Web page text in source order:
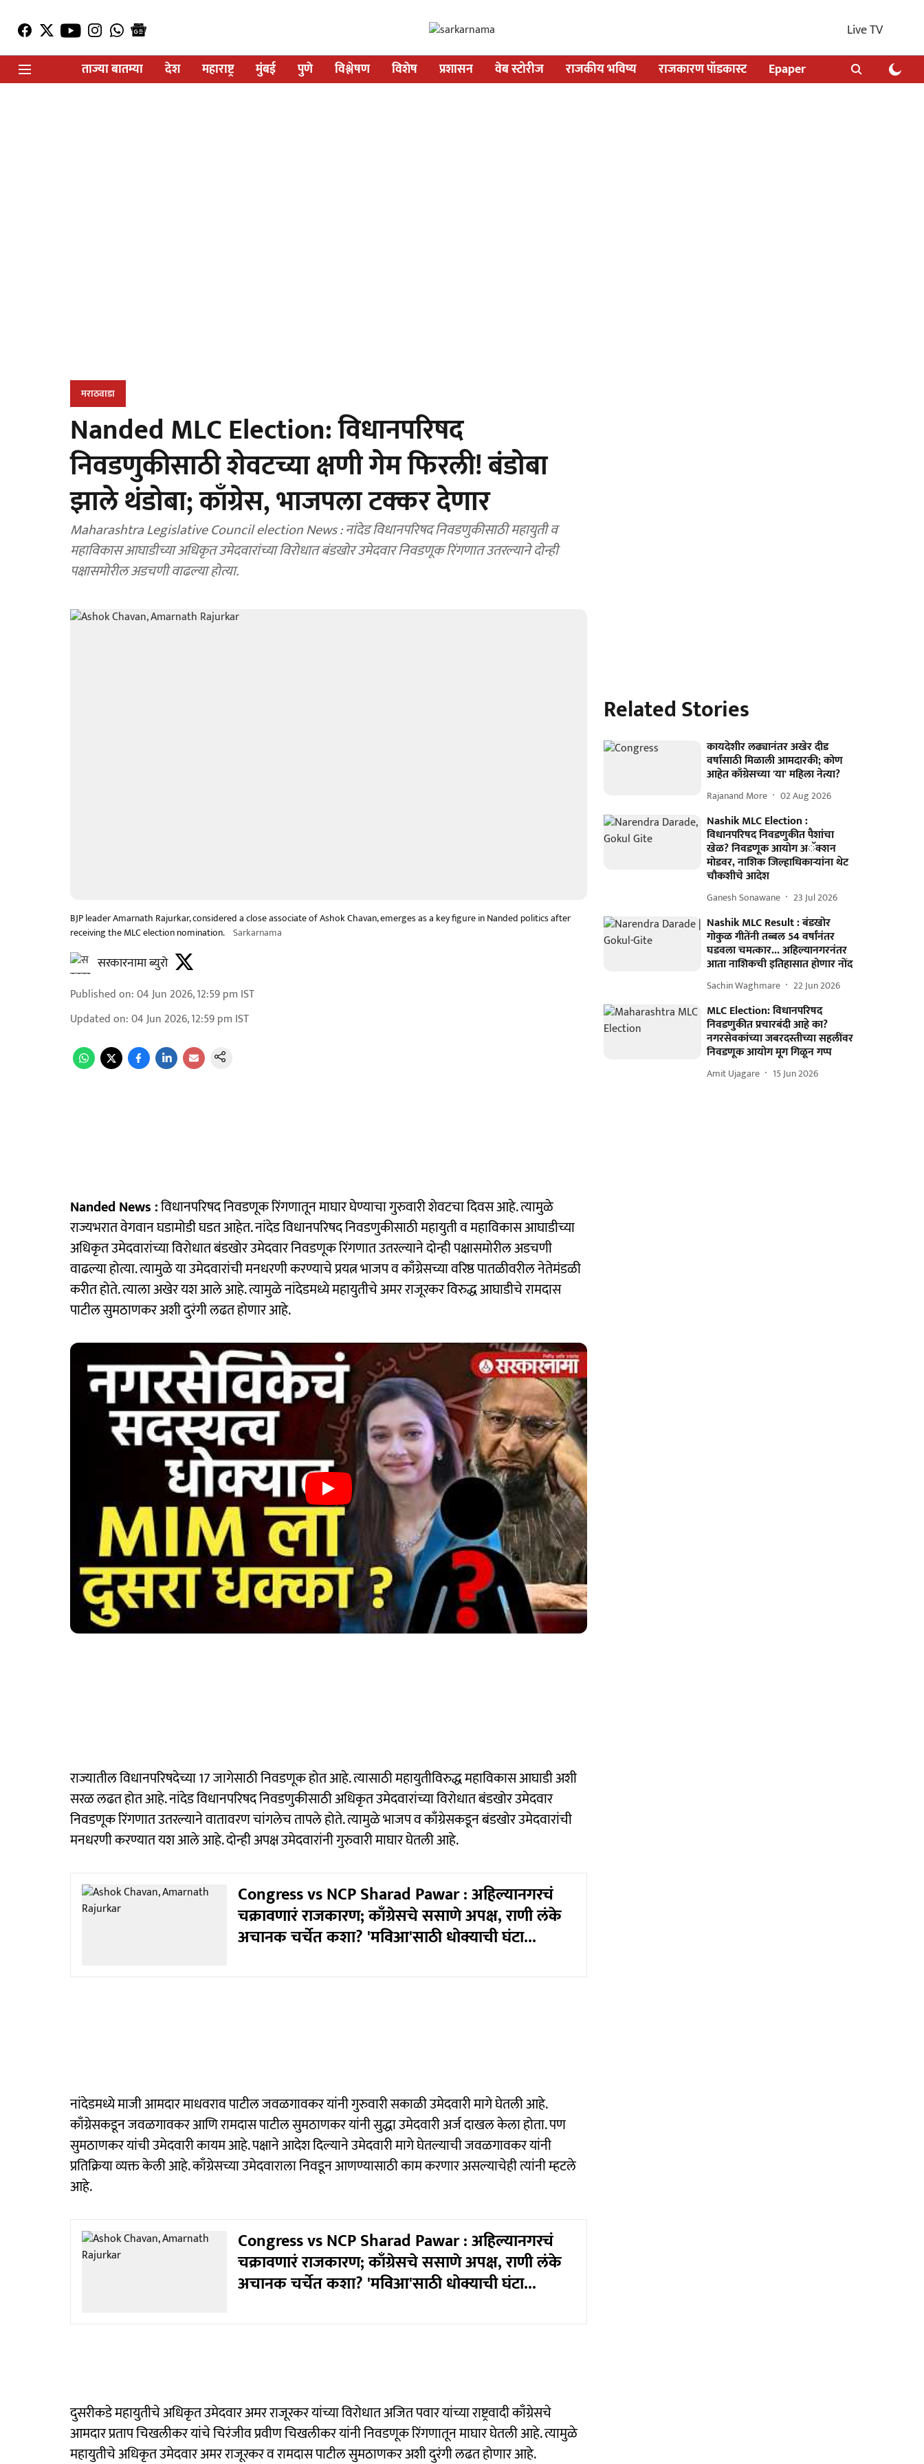
Live TV
ताज्या बातम्या
देश महाराष्ट्र मुंबई पुणे विश्लेषण विशेष प्रशासन वेब स्टोरीज राजकीय भविष्य राजकारण पॉडकास्ट Epaper
मराठवाडा
Nanded MLC Election: विधानपरिषद
निवडणुकीसाठी शेवटच्या क्षणी गेम फिरली! बंडोबा
झाले थंडोबा; काँग्रेस, भाजपला टक्कर देणार
Maharashtra Legislative Council election News : नांदेड विधानपरिषद निवडणुकीसाठी महायुती व
महाविकास आघाडीच्या अधिकृत उमेदवारांच्या विरोधात बंडखोर उमेदवार निवडणूक रिंगणात उतरल्याने दोन्ही
पक्षासमोरील अडचणी वाढल्या होत्या.
BJP leader Amarnath Rajurkar, considered a close associate of Ashok Chavan, emerges as a key figure in Nanded politics after
receiving the MLC election nomination. Sarkarnama
सरकारनामा ब्युरो
Published on:04 Jun 2026, 12:59 pm IST
Updated on:04 Jun 2026, 12:59 pm IST
Nanded News :विधानपरिषद निवडणूक रिंगणातून माघार घेण्याचा गुरुवारी शेवटचा दिवस आहे. त्यामुळे
राज्यभरात वेगवान घडामोडी घडत आहेत. नांदेड विधानपरिषद निवडणुकीसाठी महायुती व महाविकास आघाडीच्या
अधिकृत उमेदवारांच्या विरोधात बंडखोर उमेदवार निवडणूक रिंगणात उतरल्याने दोन्ही पक्षासमोरील अडचणी
वाढल्या होत्या. त्यामुळे या उमेदवारांची मनधरणी करण्याचे प्रयत्न भाजप व काँग्रेसच्या वरिष्ठ पातळीवरील नेतेमंडळी
करीत होते. त्याला अखेर यश आले आहे. त्यामुळे नांदेडमध्ये महायुतीचे अमर राजूरकर विरुद्ध आघाडीचे रामदास
पाटील सुमठाणकर अशी दुरंगी लढत होणार आहे.
राज्यातील विधानपरिषदेच्या 17 जागेसाठी निवडणूक होत आहे. त्यासाठी महायुतीविरुद्ध महाविकास आघाडी अशी
सरळ लढत होत आहे. नांदेड विधानपरिषद निवडणुकीसाठी अधिकृत उमेदवारांच्या विरोधात बंडखोर उमेदवार
निवडणूक रिंगणात उतरल्याने वातावरण चांगलेच तापले होते. त्यामुळे भाजप व काँग्रेसकडून बंडखोर उमेदवारांची
मनधरणी करण्यात यश आले आहे. दोन्ही अपक्ष उमेदवारांनी गुरुवारी माघार घेतली आहे.
Congress vs NCP Sharad Pawar : अहिल्यानगरचं
चक्रावणारं राजकारण; काँग्रेसचे ससाणे अपक्ष, राणी लंके
अचानक चर्चेत कशा? 'मविआ'साठी धोक्याची घंटा...
नांदेडमध्ये माजी आमदार माधवराव पाटील जवळगावकर यांनी गुरुवारी सकाळी उमेदवारी मागे घेतली आहे.
काँग्रेसकडून जवळगावकर आणि रामदास पाटील सुमठाणकर यांनी सुद्धा उमेदवारी अर्ज दाखल केला होता. पण
सुमठाणकर यांची उमेदवारी कायम आहे. पक्षाने आदेश दिल्याने उमेदवारी मागे घेतल्याची जवळगावकर यांनी
प्रतिक्रिया व्यक्त केली आहे. काँग्रेसच्या उमेदवाराला निवडून आणण्यासाठी काम करणार असल्याचेही त्यांनी म्हटले
आहे.
Congress vs NCP Sharad Pawar : अहिल्यानगरचं
चक्रावणारं राजकारण; काँग्रेसचे ससाणे अपक्ष, राणी लंके
अचानक चर्चेत कशा? 'मविआ'साठी धोक्याची घंटा...
दुसरीकडे महायुतीचे अधिकृत उमेदवार अमर राजूरकर यांच्या विरोधात अजित पवार यांच्या राष्ट्रवादी काँग्रेसचे
आमदार प्रताप चिखलीकर यांचे चिरंजीव प्रवीण चिखलीकर यांनी निवडणूक रिंगणातून माघार घेतली आहे. त्यामुळे
महायुतीचे अधिकृत उमेदवार अमर राजूरकर व रामदास पाटील सुमठाणकर अशी दुरंगी लढत होणार आहे.
Related Stories
कायदेशीर लढ्यानंतर अखेर दीड
वर्षांसाठी मिळाली आमदारकी; कोण
आहेत काँग्रेसच्या 'या' महिला नेत्या?
Rajanand More 02 Aug 2026
Nashik MLC Election :
विधानपरिषद निवडणुकीत पैशांचा
खेळ? निवडणूक आयोग अॅक्शन
मोडवर, नाशिक जिल्हाधिकाऱ्यांना थेट
चौकशीचे आदेश
Ganesh Sonawane 23 Jul 2026
Nashik MLC Result : बंडखोर
गोकुळ गीतेंनी तब्बल 54 वर्षांनंतर
घडवला चमत्कार... अहिल्यानगरनंतर
आता नाशिकची इतिहासात होणार नोंद
Sachin Waghmare 22 Jun 2026
MLC Election: विधानपरिषद
निवडणुकीत प्रचारबंदी आहे का?
नगरसेवकांच्या जबरदस्तीच्या सहलींवर
निवडणूक आयोग मूग गिळून गप्प
Amit Ujagare 15 Jun 2026